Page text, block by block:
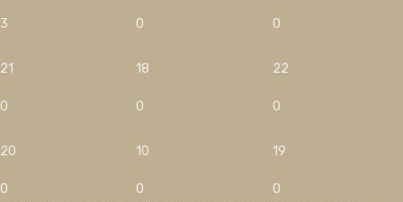
3 0 0
21
0
18
0
22
0
20
0
10
0
19
0